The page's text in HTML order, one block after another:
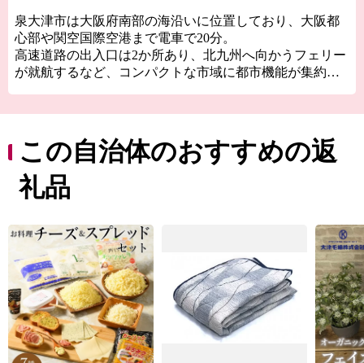
りをめざして－
泉大津市は大阪府南部の海沿いに位置しており、大阪都
心部や関空国際空港まで電車で20分。
高速道路の出入口は2か所あり、北九州へ向かうフェリー
が就航するなど、コンパクトな市域に都市機能が集約さ
港として栄えていました。
交通の要として人の往来も多く、随筆や紀行の中でも、
「小津の泊」「小津の浦なる岸の松原」「大津の浦」の
名で登場する名称の地です。
ことができます。
産業では明治18年頃から欧州の技術を導入した毛布の製
造が始まり、一大産地となりました。
今でも国産毛布生産量の約9割を占める「日本一の毛布の
まち」です。
また、立地条件を活かし、トレンドに素早く対応できる
ニット素材の生産地としても成長しました。
糸から製品まで、一貫してこだわりを持った付加価値の
この自治体のおすすめの返
礼品